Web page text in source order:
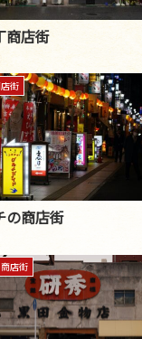
商店街
街
の商店街
店街